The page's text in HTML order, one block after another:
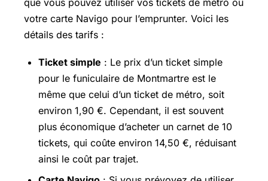
que vous pouvez utiliser vos tickets de métro ou
votre carte Navigo pour l’emprunter. Voici les
détails des tarifs :
Ticket simple : Le prix d’un ticket simple
pour le funiculaire de Montmartre est le
même que celui d’un ticket de métro, soit
environ 1,90 €. Cependant, il est souvent
plus économique d’acheter un carnet de 10
tickets, qui coûte environ 14,50 €, réduisant
ainsi le coût par trajet.